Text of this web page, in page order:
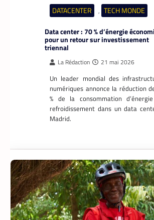
DATACENTER , TECH MONDE
Data center : 70 % d’énergie
pour un retour sur investissement
triennal
La Rédaction 21 mai 2026
Un leader mondial des
numériques annonce la réduction
% de la consommation
refroidissement dans un data
Madrid.